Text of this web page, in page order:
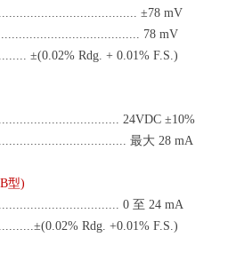
±78 mV
78 mV
±(0.02% Rdg. + 0.01% F.S.)
24VDC ±10%
最大 28 mA
型)
0 至 24 mA
±(0.02% Rdg. +0.01% F.S.)